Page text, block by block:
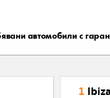
автомобили с
1